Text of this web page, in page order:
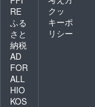
内を急
ぎお伝
えした
援につ
き1組分
のイベ
ント参
RE
ふる
さと
納税
AD
FOR
ALL
HIO
KOS
クッ
キーポ
リシー